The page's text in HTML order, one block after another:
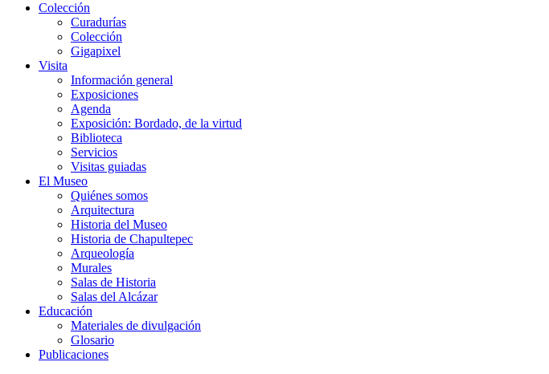
Colección
Curadurías
Colección
Gigapixel
Visita
Información general
Exposiciones
Agenda
Exposición: Bordado, de la virtud
Biblioteca
Servicios
Visitas guiadas
El Museo
Quiénes somos
Arquitectura
Historia del Museo
Historia de Chapultepec
Arqueología
Murales
Salas de Historia
Salas del Alcázar
Educación
Materiales de divulgación
Glosario
Publicaciones